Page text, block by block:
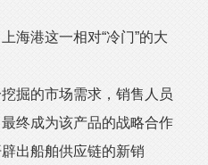
港这一相对“冷门”的大
掘的市场需求，销售人员
终成为该产品的战略合作
出船舶供应链的新销